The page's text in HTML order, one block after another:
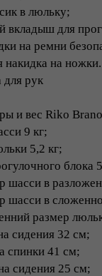
в люльку;
вкладыш для
на ремни
накидка на ножки.
для рук
и вес Riko
9 кг;
5,2 кг;
блока
шасси в
шасси в
размер
сидения 32 см;
спинки 41 см;
сидения 25 см;